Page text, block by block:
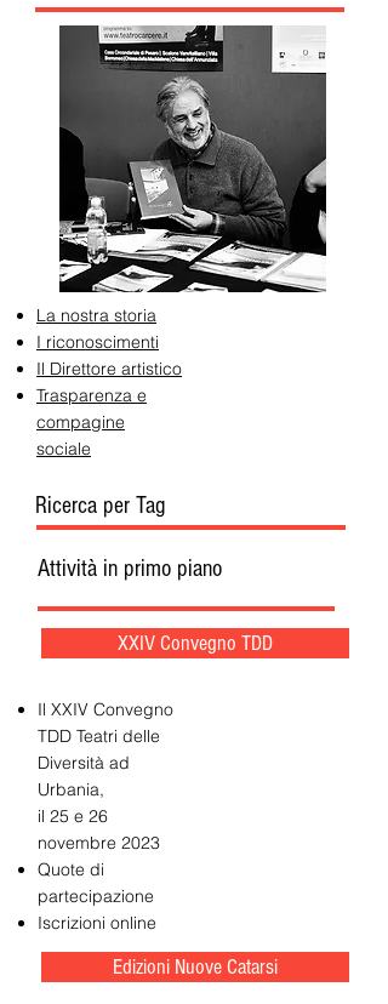
La nostra storia
I riconoscimenti
Il Direttore artistico
Trasparenza e
compagine
sociale
Ricerca per Tag
Attività in primo piano
XXIV Convegno TDD
Il XXIV Convegno
TDD Teatri delle
Diversità ad
Urbania,
il 25 e 26
novembre 2023
Quote di
partecipazione
Iscrizioni online
Edizioni Nuove Catarsi